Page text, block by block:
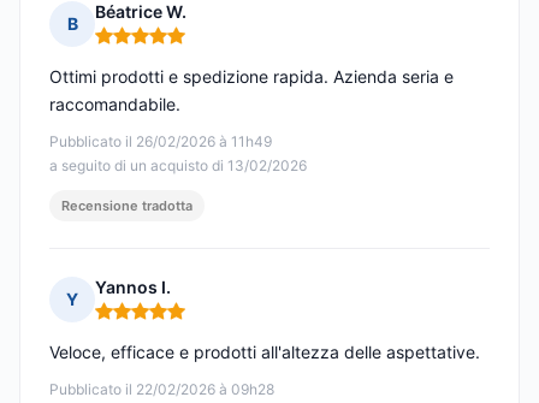
B
Béatrice W.
Nota: 5 su 5
Pubblicato il 26/02/2026 à 11h49
a seguito di un acquisto di 13/02/2026
Ottimi prodotti e spedizione rapida. Azienda seria e
raccomandabile.
Recensione tradotta
Y
Yannos I.
Nota: 5 su 5
Pubblicato il 22/02/2026 à 09h28
Veloce, efficace e prodotti all'altezza delle aspettative.